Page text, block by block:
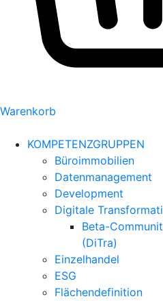
Warenkorb
KOMPETENZGRUPPEN
Büroimmobilien
Datenmanagement
Development
Digitale
Beta-
(DiTra)
Einzelhandel
ESG
Flächendefinition